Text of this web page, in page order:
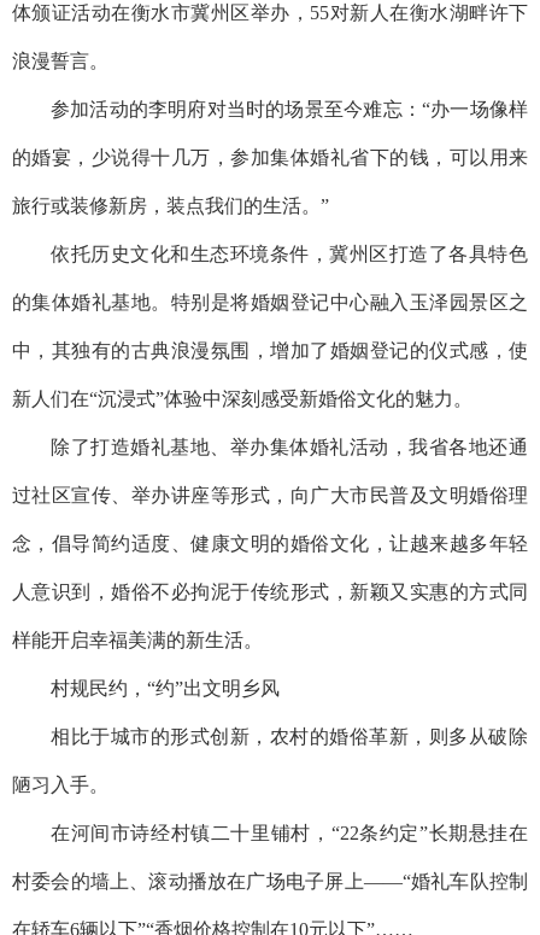
体颁证活动在衡水市冀州区举办，55对新人在衡水湖畔许下
浪漫誓言。
参加活动的李明府对当时的场景至今难忘：“办一场像样
的婚宴，少说得十几万，参加集体婚礼省下的钱，可以用来
旅行或装修新房，装点我们的生活。”
依托历史文化和生态环境条件，冀州区打造了各具特色
的集体婚礼基地。特别是将婚姻登记中心融入玉泽园景区之
中，其独有的古典浪漫氛围，增加了婚姻登记的仪式感，使
新人们在“沉浸式”体验中深刻感受新婚俗文化的魅力。
除了打造婚礼基地、举办集体婚礼活动，我省各地还通
过社区宣传、举办讲座等形式，向广大市民普及文明婚俗理
念，倡导简约适度、健康文明的婚俗文化，让越来越多年轻
人意识到，婚俗不必拘泥于传统形式，新颖又实惠的方式同
样能开启幸福美满的新生活。
村规民约，“约”出文明乡风
相比于城市的形式创新，农村的婚俗革新，则多从破除
陋习入手。
在河间市诗经村镇二十里铺村，“22条约定”长期悬挂在
村委会的墙上、滚动播放在广场电子屏上——“婚礼车队控制
在轿车6辆以下”“香烟价格控制在10元以下”……